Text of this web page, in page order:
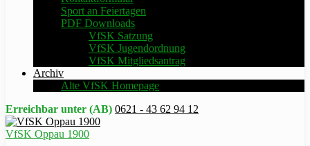
Sport an Feiertagen
PDF Downloads
VfSK Satzung
VfSK Jugendordnung
VfSK Mitgliedsantrag
Archiv
Alte VfSK Homepage
Erreichbar unter (AB) 0621 - 43 62 94 12
VfSK Oppau 1900